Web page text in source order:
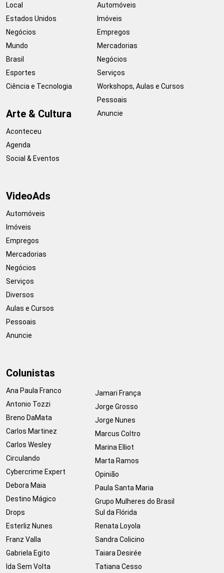
Local
Estados Unidos
Negócios
Mundo
Brasil
Esportes
Ciência e Tecnologia
Arte & Cultura
Aconteceu
Agenda
Social & Eventos
Automóveis
Imóveis
Empregos
Mercadorias
Negócios
Serviços
Workshops, Aulas e Cursos
Pessoais
Anuncie
VideoAds
Automóveis
Imóveis
Empregos
Mercadorias
Negócios
Serviços
Diversos
Aulas e Cursos
Pessoais
Anuncie
Colunistas
Ana Paula Franco
Antonio Tozzi
Breno DaMata
Carlos Martinez
Carlos Wesley
Circulando
Cybercrime Expert
Debora Maia
Destino Mágico
Drops
Esterliz Nunes
Franz Valla
Gabriela Egito
Ida Sem Volta
Jamari França
Jorge Grosso
Jorge Nunes
Marcus Coltro
Marina Elliot
Marta Ramos
Opinião
Paula Santa Maria
Grupo Mulheres do Brasil
Sul da Flórida
Renata Loyola
Sandra Colicino
Taiara Desirée
Tatiana Cesso